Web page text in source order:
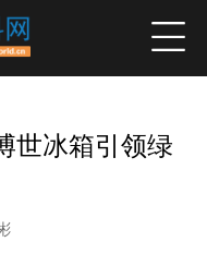
企业新品 高端访谈
世冰箱引领绿